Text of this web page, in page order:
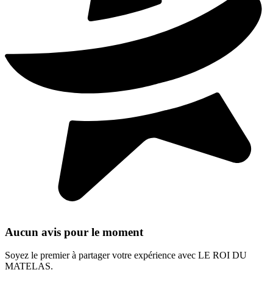
Aucun avis pour le moment
Soyez le premier à partager votre expérience avec LE ROI DU
MATELAS.